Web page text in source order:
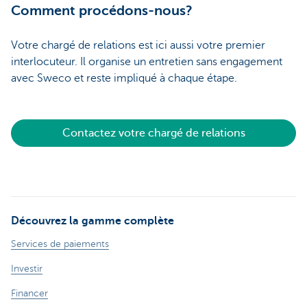
Comment procédons-nous?
Votre chargé de relations est ici aussi votre premier
interlocuteur. Il organise un entretien sans engagement
avec Sweco et reste impliqué à chaque étape.
Contactez votre chargé de relations
Découvrez la gamme complète
Services de paiements
Investir
Financer